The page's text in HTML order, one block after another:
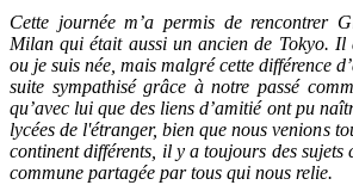
Cette journée m’a permis de rencontrer
Milan qui était aussi un ancien de Tokyo. Il
ou je suis née, mais malgré cette différence
suite sympathisé grâce à notre passé
qu’avec lui que des liens d’amitié ont pu
lycées de l'étranger, bien que nous venions
continent différents, il y a toujours des sujets
commune partagée par tous qui nous relie.